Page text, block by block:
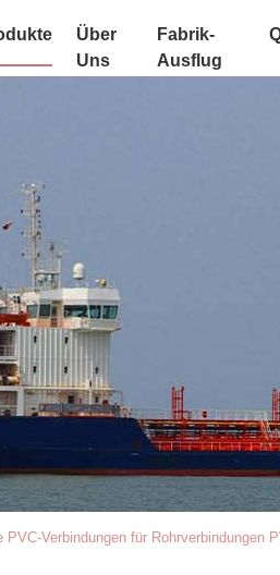
Über
Uns
Fabrik-
Ausflug
PVC-Verbindungen für Rohrverbindungen